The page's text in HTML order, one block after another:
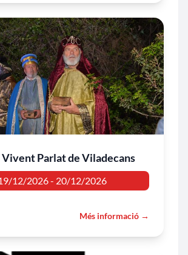
Vivent Parlat de Viladecans
12/2026 - 20/12/2026
Més informació →